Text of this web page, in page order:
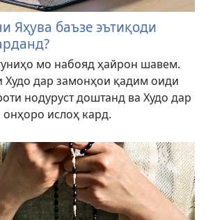
Яҳува баъзе эътиқоди
мо набояд ҳайрон шавем.
Худо дар замонҳои қадим оиди
нодуруст доштанд ва Худо дар
ислоҳ кард.